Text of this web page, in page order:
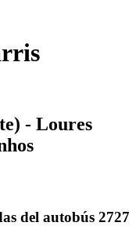
- Loures
del autobús 2727